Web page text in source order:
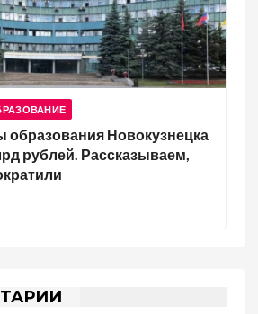
образования Новокузнецка
рублей. Рассказываем,